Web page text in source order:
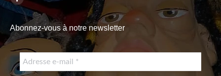
Facebook
page
opens
in
new
window
Abonnez-vous à notre newsletter